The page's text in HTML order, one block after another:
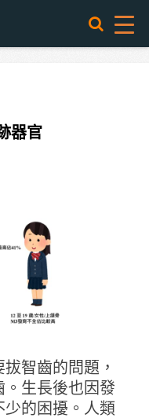
器官
智齒的問題，
生長後也因發
的困擾。人類